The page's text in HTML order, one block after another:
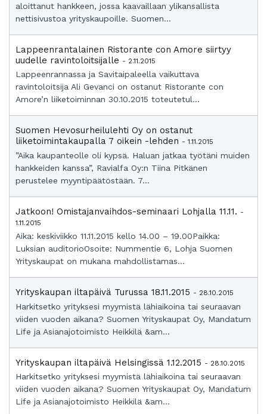
aloittanut hankkeen, jossa kaavaillaan ylikansallista
nettisivustoa yrityskaupoille. Suomen...
Lappeenrantalainen Ristorante con Amore siirtyy
uudelle ravintoloitsijalle - 2.11.2015
Lappeenrannassa ja Savitaipaleella vaikuttava
ravintoloitsija Ali Gevanci on ostanut Ristorante con
Amore’n liiketoiminnan 30.10.2015 toteutetul...
Suomen Hevosurheilulehti Oy on ostanut
liiketoimintakaupalla 7 oikein -lehden - 1.11.2015
”Aika kaupanteolle oli kypsä. Haluan jatkaa työtäni muiden
hankkeiden kanssa”, Ravialfa Oy:n Tiina Pitkänen
perustelee myyntipäätöstään. 7...
Jatkoon! Omistajanvaihdos-seminaari Lohjalla 11.11. -
1.11.2015
Aika: keskiviikko 11.11.2015 kello 14.00 – 19.00Paikka:
Luksian auditorioOsoite: Nummentie 6, Lohja Suomen
Yrityskaupat on mukana mahdollistamas...
Yrityskaupan iltapäivä Turussa 18.11.2015 - 28.10.2015
Harkitsetko yrityksesi myymistä lähiaikoina tai seuraavan
viiden vuoden aikana? Suomen Yrityskaupat Oy, Mandatum
Life ja Asianajotoimisto Heikkilä &am...
Yrityskaupan iltapäivä Helsingissä 1.12.2015 - 28.10.2015
Harkitsetko yrityksesi myymistä lähiaikoina tai seuraavan
viiden vuoden aikana? Suomen Yrityskaupat Oy, Mandatum
Life ja Asianajotoimisto Heikkilä &am...